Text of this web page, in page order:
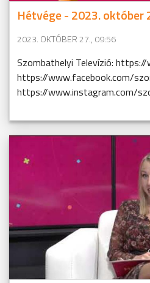
Hétvége - 2023. október
2023. OKTÓBER 27., 09:56
Szombathelyi Televízió:
https://www.facebook.com/
https://www.instagram.com/